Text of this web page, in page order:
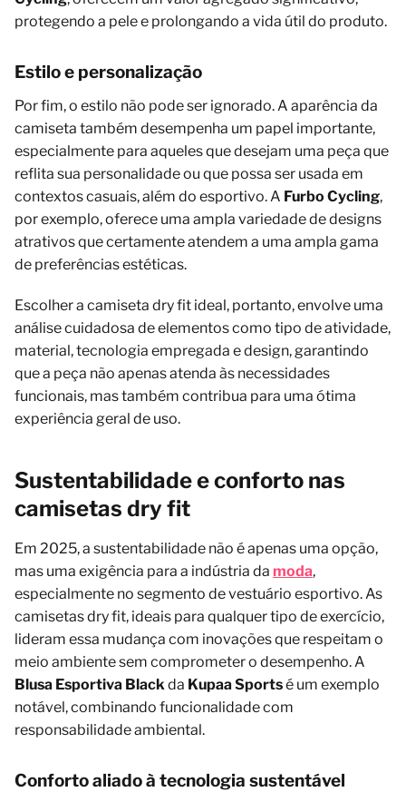
protegendo a pele e prolongando a vida útil do produto.
Estilo e personalização
Por fim, o estilo não pode ser ignorado. A aparência da
camiseta também desempenha um papel importante,
especialmente para aqueles que desejam uma peça que
reflita sua personalidade ou que possa ser usada em
contextos casuais, além do esportivo. A Furbo Cycling,
por exemplo, oferece uma ampla variedade de designs
atrativos que certamente atendem a uma ampla gama
de preferências estéticas.
Escolher a camiseta dry fit ideal, portanto, envolve uma
análise cuidadosa de elementos como tipo de atividade,
material, tecnologia empregada e design, garantindo
que a peça não apenas atenda às necessidades
funcionais, mas também contribua para uma ótima
experiência geral de uso.
Sustentabilidade e conforto nas
camisetas dry fit
Em 2025, a sustentabilidade não é apenas uma opção,
mas uma exigência para a indústria da moda,
especialmente no segmento de vestuário esportivo. As
camisetas dry fit, ideais para qualquer tipo de exercício,
lideram essa mudança com inovações que respeitam o
meio ambiente sem comprometer o desempenho. A
Blusa Esportiva Blackda Kupaa Sportsé um exemplo
notável, combinando funcionalidade com
responsabilidade ambiental.
Conforto aliado à tecnologia sustentável